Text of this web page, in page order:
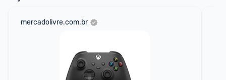
mercadolivre.com.br